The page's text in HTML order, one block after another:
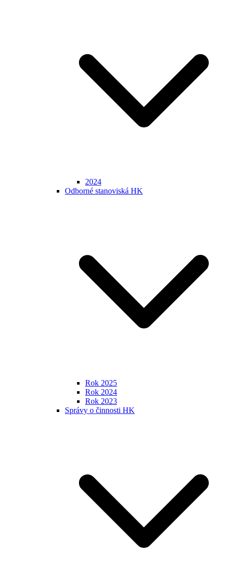
2024
Odborné stanoviská HK
Rok 2025
Rok 2024
Rok 2023
Správy o činnosti HK